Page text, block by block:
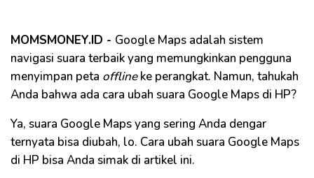
MOMSMONEY.ID - Google Maps adalah sistem
navigasi suara terbaik yang memungkinkan pengguna
menyimpan peta offlineke perangkat. Namun, tahukah
Anda bahwa ada cara ubah suara Google Maps di HP?
Ya, suara Google Maps yang sering Anda dengar
ternyata bisa diubah, lo. Cara ubah suara Google Maps
di HP bisa Anda simak di artikel ini.